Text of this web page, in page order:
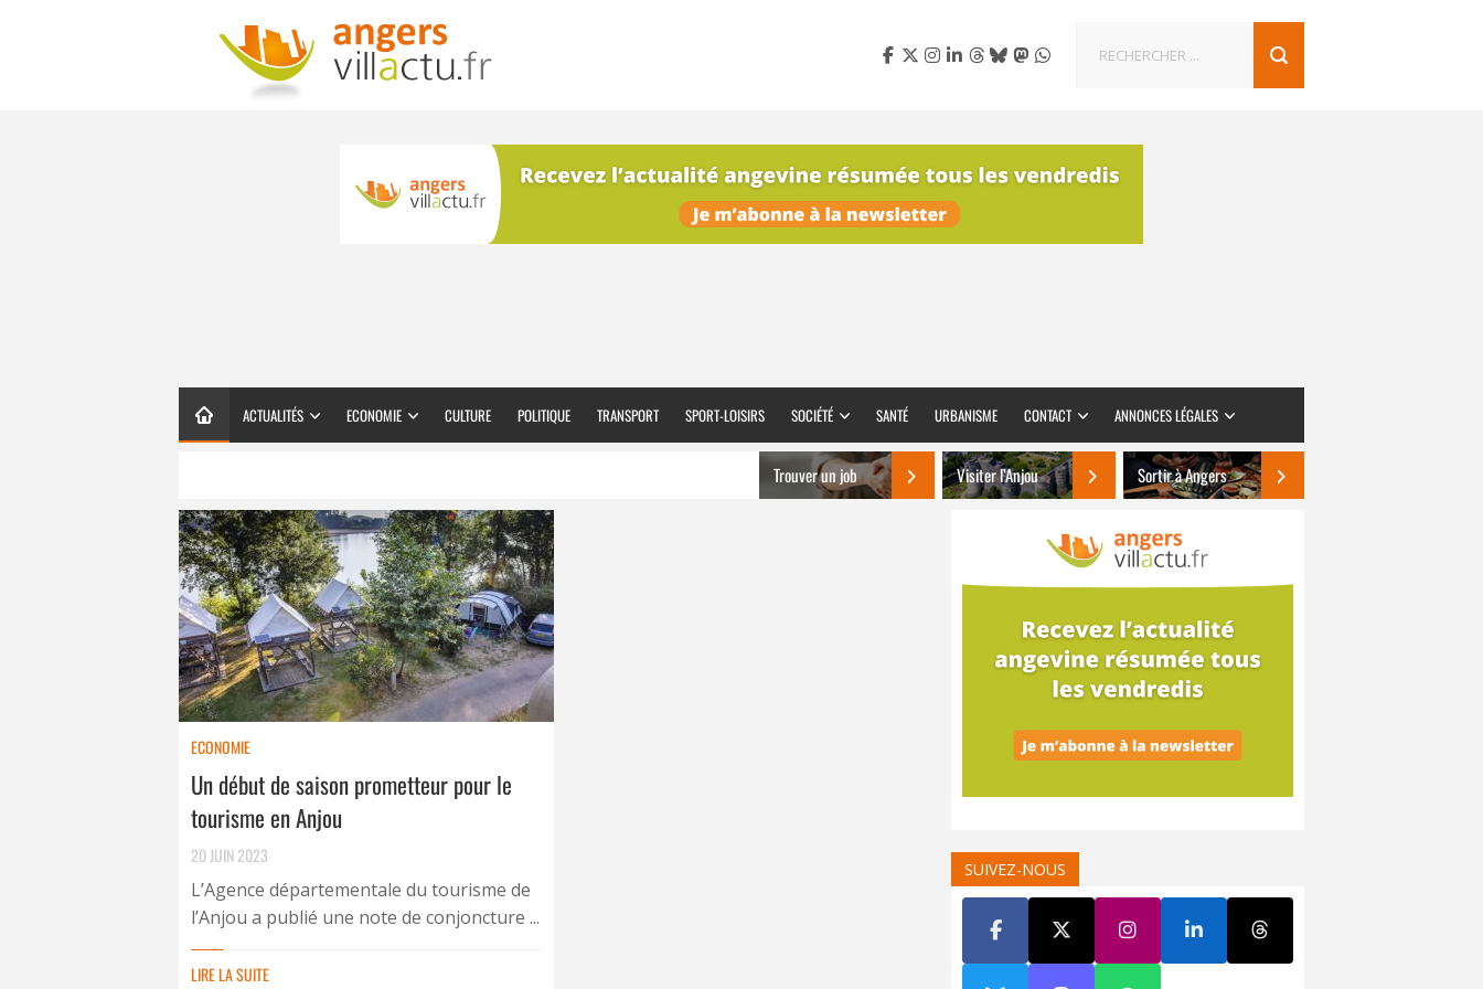
ACTUALITÉS ECONOMIE CULTURE POLITIQUE TRANSPORT SPORT-LOISIRS SOCIÉTÉ SANTÉ URBANISME CONTACT ANNONCES LÉGALES
Trouver un job Visiter l’Anjou Sortir à Angers
ECONOMIE
Un début de saison prometteur pour le
tourisme en Anjou
20 JUIN 2023
L’Agence départementale du tourisme de
l’Anjou a publié une note de conjoncture ...
LIRE LA SUITE
SUIVEZ-NOUS